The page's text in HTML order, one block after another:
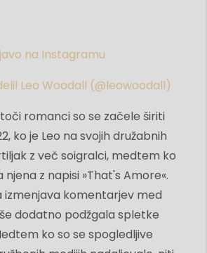
na Instagramu
Leo Woodall (@leowoodall)
romanci so se začele širiti
ko je Leo na svojih družabnih
z več soigralci, medtem ko
z napisi »That's Amore«.
izmenjava komentarjev med
dodatno podžgala spletke
ko so se spogledljive